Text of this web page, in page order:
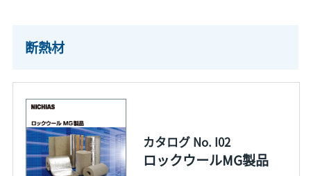
断熱材
カタログ No. I02
ロックウールMG製品